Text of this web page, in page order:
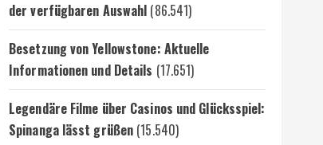
der verfügbaren Auswahl (86.541)
Besetzung von Yellowstone: Aktuelle
Informationen und Details (17.651)
Legendäre Filme über Casinos und Glücksspiel:
Spinanga lässt grüßen (15.540)